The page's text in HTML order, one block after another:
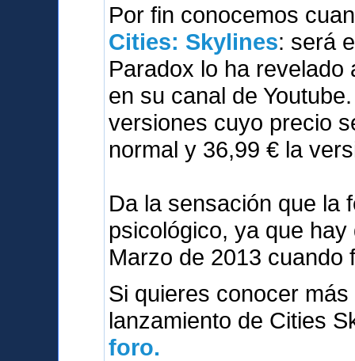
Por fin conocemos
Cities: Skylines: será
Paradox lo ha
en su canal de
versiones cuyo precio
normal y 36,99 € la
Da la sensación que la
psicológico, ya que
Marzo de 2013
Si quieres conocer
lanzamiento de Cities
foro.